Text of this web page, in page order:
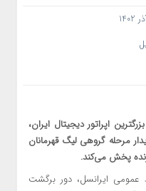
اپراتور دیجیتال ایران،
مرحله گروهی لیگ قهرمانان
پخش می‌کند.
عمومی ایرانسل، دور برگشت